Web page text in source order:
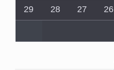
26
27
28
29